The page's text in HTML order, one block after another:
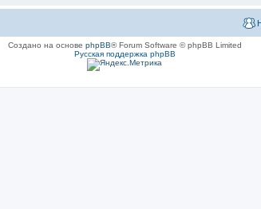
Создано на основе phpBB® Forum Software © phpBB Limited
Русская поддержка phpBB